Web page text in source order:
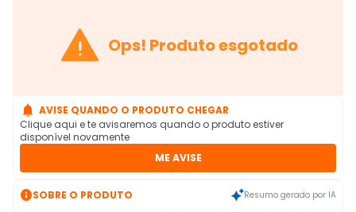
 Ops! Produto esgotado
 AVISE QUANDO O PRODUTO CHEGAR
Clique aqui e te avisaremos quando o produto estiver
disponível novamente
ME AVISE
SOBRE O PRODUTO Resumo gerado por IA